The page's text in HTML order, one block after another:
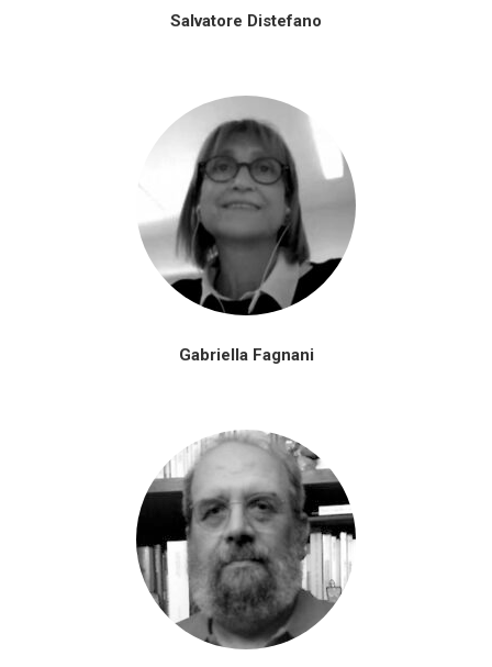
Salvatore Distefano
Gabriella Fagnani